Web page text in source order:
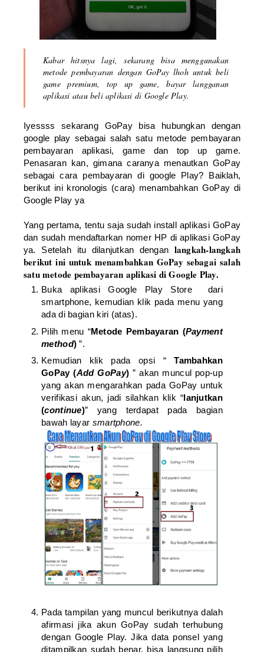
Kabar hitsnya lagi, sekarang bisa menggunakan
metode pembayaran dengan GoPay lhoh untuk beli
game premium, top up game, bayar langganan
aplikasi atau beli aplikasi di Google Play.
Iyessss sekarang GoPay bisa hubungkan dengan
google play sebagai salah satu metode pembayaran
pembayaran aplikasi, game dan top up game.
Penasaran kan, gimana caranya menautkan GoPay
sebagai cara pembayaran di google Play? Baiklah,
berikut ini kronologis (cara) menambahkan GoPay di
Google Play ya
Yang pertama, tentu saja sudah install aplikasi GoPay
dan sudah mendaftarkan nomer HP di aplikasi GoPay
ya. Setelah itu dilanjutkan dengan langkah-langkah
berikut ini untuk menambahkan GoPay sebagai salah
satu metode pembayaran aplikasi di Google Play.
Buka aplikasi Google Play Store dari
smartphone, kemudian klik pada menu yang
ada di bagian kiri (atas).
Pilih menu “Metode Pembayaran (Payment
method) ”.
Kemudian klik pada opsi “Tambahkan
GoPay (Add GoPay) ” akan muncul pop-up
yang akan mengarahkan pada GoPay untuk
verifikasi akun, jadi silahkan klik “lanjutkan
(continue)” yang terdapat pada bagian
bawah layar smartphone.
Pada tampilan yang muncul berikutnya dalah
afirmasi jika akun GoPay sudah terhubung
dengan Google Play. Jika data ponsel yang
ditampilkan sudah benar, bisa langsung pilih